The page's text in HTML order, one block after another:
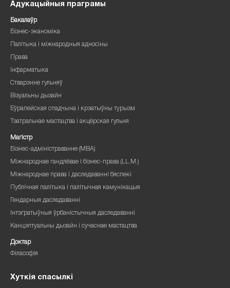
Адукацыйныя праграмы
Бакалаўр
Бізнес-эканоміка
Палітыка і міжнародныя адносіны
Права
Інфарматыка
Стварэнне гульняў
Візуальны дызайн
Еўрапейская спадчына і крэатыўны турызм
Тэатральнае мастацтва і акцёрская гульня
Магістр
Бізнес-адміністраванне (MBA)
Міжнароднае гандлёвае і бізнес-права (LL.M.)
Міжнароднае права і даследаванні бяспекі
Публічная палітыка і палітычная камунікацыя
Гендарныя даследаванні
Інтэгратыўныя ўрбаністычныя даследаванні
Канцэптуальны дызайн і сучаснае мастацтва
Доктар
Філасофія
Хуткія спасылкі